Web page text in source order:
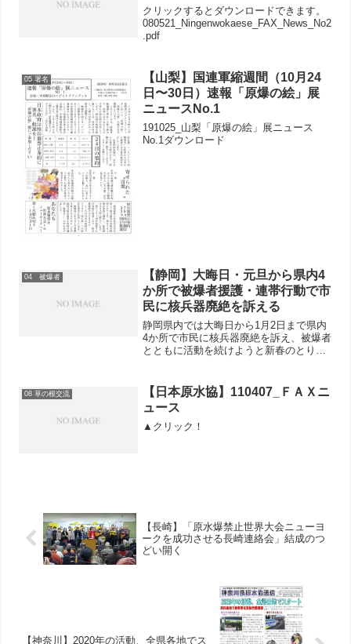
クリックするとダウンロードできます。
080521_Ningenwokaese_FAX_News_No2
.pdf
05 署名
【山梨】国連軍縮週間（10月24
日〜30日）速報「原爆の絵」展
ニュースNo.1
191025_山梨「原爆の絵」展ニュース
No.1ダウンロード
04 被爆者
【静岡】大晦日・元旦から県内4
か所で被爆者援護・連帯行動で市
民に核兵器廃絶を訴える
静岡県内では大晦日から1月2日まで県内
4か所で市民に核兵器廃絶を訴え、被爆者
とともに活動を続けようと新春のとりく
神社前で行動。参加者4人で募金2662
円。三...
08 草の根交流
【日本原水協】110407_ＦＡＸニ
ュース
▲クリック！
【長崎】「原水爆禁止世界大会ニューヨ
ークを成功させる長崎連絡会」結成のつ
どい開く
【神奈川】2020年の活動、全県各地でス